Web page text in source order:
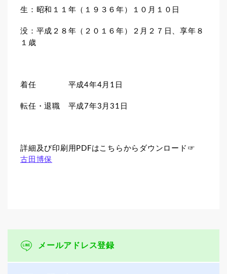
生：昭和１１年（１９３６年）１０月１０日
没：平成２８年（２０１６年）２月２７日、享年８
１歳
着任 平成4年4月1日
転任・退職 平成7年3月31日
詳細及び印刷用PDFはこちらからダウンロード☞
古田博保
メールアドレス登録